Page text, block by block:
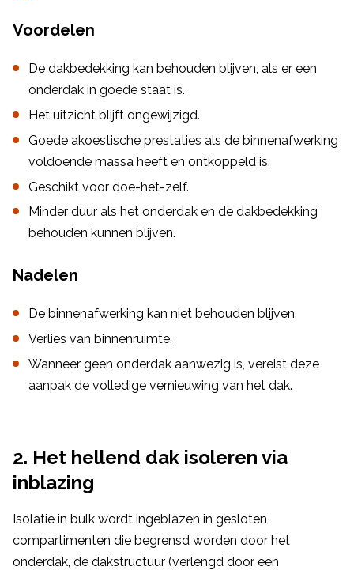
Voordelen
De dakbedekking kan behouden blijven, als er een
onderdak in goede staat is.
Het uitzicht blijft ongewijzigd.
Goede akoestische prestaties als de binnenafwerking
voldoende massa heeft en ontkoppeld is.
Geschikt voor doe-het-zelf.
Minder duur als het onderdak en de dakbedekking
behouden kunnen blijven.
Nadelen
De binnenafwerking kan niet behouden blijven.
Verlies van binnenruimte.
Wanneer geen onderdak aanwezig is, vereist deze
aanpak de volledige vernieuwing van het dak.
2. Het hellend dak isoleren via
inblazing
Isolatie in bulk wordt ingeblazen in gesloten
compartimenten die begrensd worden door het
onderdak, de dakstructuur (verlengd door een